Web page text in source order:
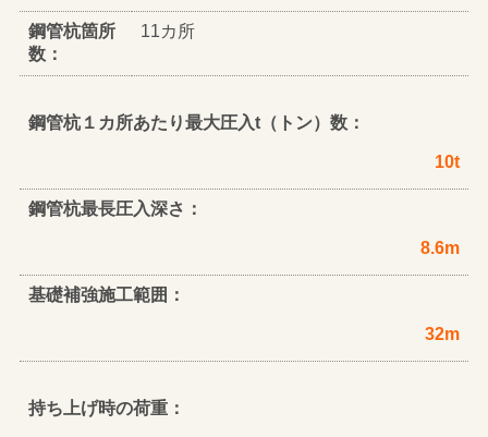
鋼管杭箇所
数：
11カ所
鋼管杭１カ所あたり最大圧入t（トン）数：
10t
鋼管杭最長圧入深さ：
8.6m
基礎補強施工範囲：
32m
持ち上げ時の荷重：